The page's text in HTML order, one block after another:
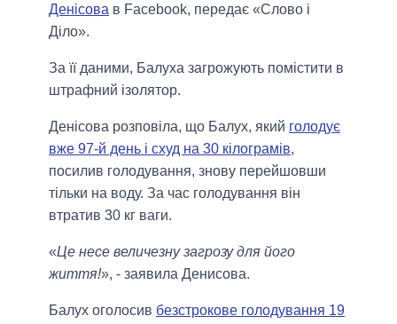
Денісова в Facebook, передає «Слово і
Діло».
За її даними, Балуха загрожують помістити в
штрафний ізолятор.
Денісова розповіла, що Балух, який голодує
вже 97-й день і схуд на 30 кілограмів,
посилив голодування, знову перейшовши
тільки на воду. За час голодування він
втратив 30 кг ваги.
«Це несе величезну загрозу для його
життя!», - заявила Денисова.
Балух оголосив безстрокове голодування 19